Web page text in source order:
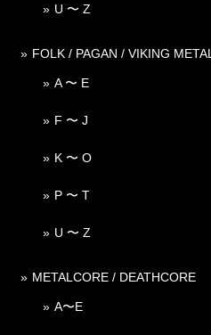
U 〜 Z
FOLK / PAGAN / VIKING METAL
A 〜 E
F 〜 J
K 〜 O
P 〜 T
U 〜 Z
METALCORE / DEATHCORE
A〜E